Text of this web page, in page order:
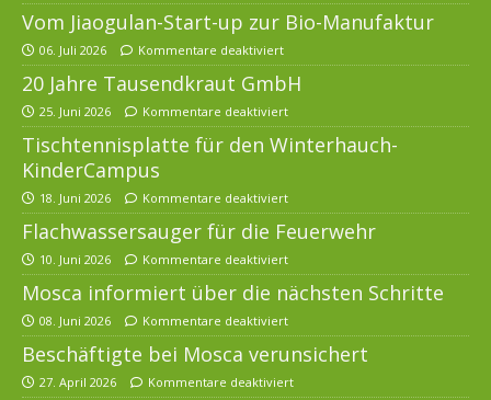
Vom Jiaogulan-Start-up zur Bio-Manufaktur
06. Juli 2026 Kommentare deaktiviert
20 Jahre Tausendkraut GmbH
25. Juni 2026 Kommentare deaktiviert
Tischtennisplatte für den Winterhauch-
KinderCampus
18. Juni 2026 Kommentare deaktiviert
Flachwassersauger für die Feuerwehr
10. Juni 2026 Kommentare deaktiviert
Mosca informiert über die nächsten Schritte
08. Juni 2026 Kommentare deaktiviert
Beschäftigte bei Mosca verunsichert
27. April 2026 Kommentare deaktiviert